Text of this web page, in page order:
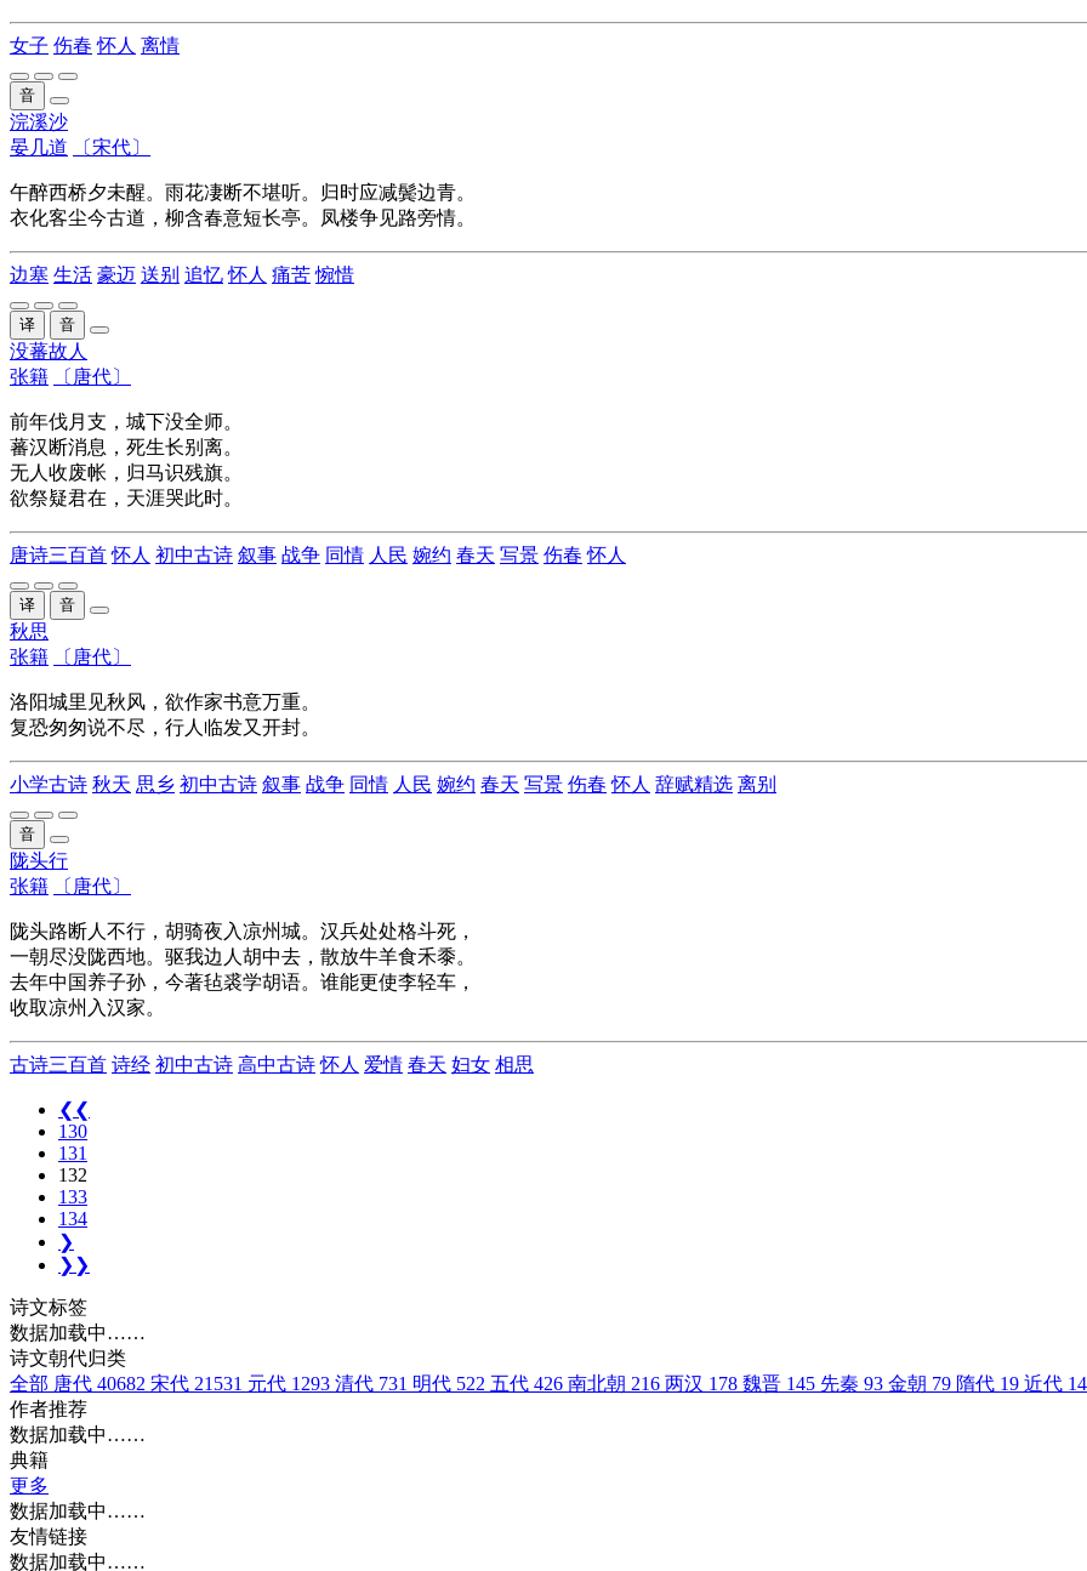
女子 伤春 怀人 离情
音
浣溪沙
晏几道
〔宋代〕
午醉西桥夕未醒。雨花凄断不堪听。归时应减鬓边青。
衣化客尘今古道，柳含春意短长亭。凤楼争见路旁情。
边塞 生活 豪迈 送别 追忆 怀人 痛苦 惋惜
译 音
没蕃故人
张籍
〔唐代〕
前年伐月支 ，城下没全师。
蕃汉 断消息，死生长别离。
无人收废帐 ，归马识残旗。
欲祭疑君在，天涯哭此时。
唐诗三百首 怀人 初中古诗 叙事 战争 同情 人民 婉约 春天 写景 伤春 怀人
译 音
秋思
张籍
〔唐代〕
洛阳城里见秋风，欲作家书意万重。
复恐匆匆说不尽， 行人 临发又 开封。
小学古诗 秋天 思乡 初中古诗 叙事 战争 同情 人民 婉约 春天 写景 伤春 怀人 辞赋精选 离别
音
陇头行
张籍
〔唐代〕
陇头路断人不行，胡骑夜入凉州城。汉兵处处格斗死，
一朝尽没陇西地。驱我边人胡中去，散放牛羊食禾黍。
去年中国养子孙，今著毡裘学胡语。谁能更使李轻车，
收取凉州入汉家。
古诗三百首 诗经 初中古诗 高中古诗 怀人 爱情 春天 妇女 相思
❮❮
130
131
132
133
134
❯
❯❯
诗文标签
数据加载中……
诗文朝代归类
全部 唐代 40682 宋代 21531 元代 1293 清代 731 明代 522 五代 426 南北朝 216 两汉 178 魏晋 145 先秦 93 金朝 79 隋代 19 近代 14
作者推荐
数据加载中……
典籍
更多
数据加载中……
友情链接
数据加载中……